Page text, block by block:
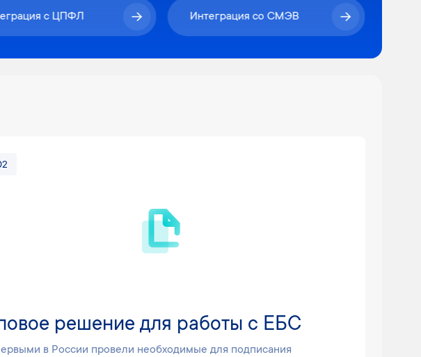
с ЦПФЛ Интеграция со СМЭВ
решение для работы с ЕБС
в России провели необходимые для подписания